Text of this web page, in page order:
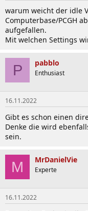
warum weicht der idle
Computerbase/PCGH
aufgefallen.
Mit welchen Settings
P pabblo
Enthusiast
16.11.2022
Gibt es schon einen
Denke die wird
sein.
M MrDanielVie
Experte
16.11.2022